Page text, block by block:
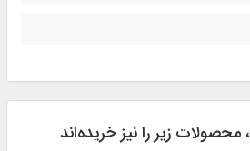
، محصولات زیر را نیز خریده‌اند